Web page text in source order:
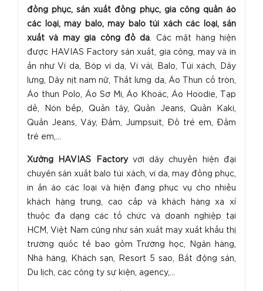
đồng phục, sản xuất đồng phục, gia công quần áo
các loại, may balo, may balo túi xách các loại, sản
xuất và may gia công đồ da . Các mặt hàng hiện
được HAVIAS Factory sản xuất, gia công, may và in
ấn như Ví da, Bóp ví da, Ví vải, Balo, Túi xách, Dây
lưng, Dây nịt nam nữ, Thắt lưng da, Áo Thun cổ tròn,
Áo thun Polo, Áo Sơ Mi, Áo Khoác, Áo Hoodie, Tạp
dề, Nón bếp, Quần tây, Quần Jeans, Quần Kaki,
Quần Jeans, Váy, Đầm, Jumpsuit, Đồ trẻ em, Đầm
trẻ em,...
Xưởng HAVIAS Factoryvới dây chuyền hiện đại
chuyên sản xuất balo túi xách, ví da, may đồng phục,
in ấn áo các loại và hiện đang phục vụ cho nhiều
khách hàng trung, cao cấp và khách hàng xa xỉ
thuộc đa dạng các tổ chức và doanh nghiệp tại
HCM, Việt Nam cũng như sản xuất may xuất khẩu thị
trường quốc tế bao gồm Trường học, Ngân hàng,
Nhà hàng, Khách sạn, Resort 5 sao, Bất động sản,
Du lịch, các công ty sự kiện, agency,...